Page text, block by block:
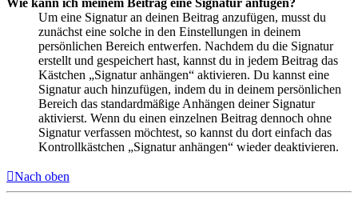
Um eine Signatur an deinen Beitrag anzufügen, musst du
zunächst eine solche in den Einstellungen in deinem
persönlichen Bereich entwerfen. Nachdem du die Signatur
erstellt und gespeichert hast, kannst du in jedem Beitrag das
Kästchen „Signatur anhängen“ aktivieren. Du kannst eine
Signatur auch hinzufügen, indem du in deinem persönlichen
Bereich das standardmäßige Anhängen deiner Signatur
aktivierst. Wenn du einen einzelnen Beitrag dennoch ohne
Signatur verfassen möchtest, so kannst du dort einfach das
Kontrollkästchen „Signatur anhängen“ wieder deaktivieren.
Nach oben